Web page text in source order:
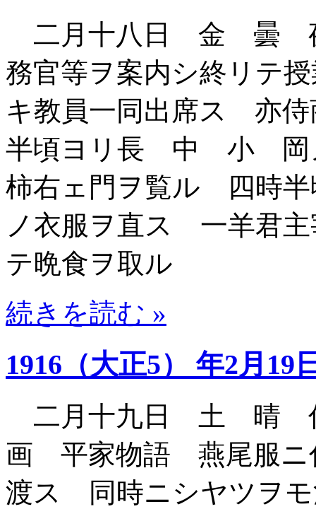
二月十八日 金 曇
務官等ヲ案内シ終リテ
キ教員一同出席ス 亦
半頃ヨリ長 中 小 岡
柿右ェ門ヲ覧ル 四時半
ノ衣服ヲ直ス 一羊君主
テ晩食ヲ取ル
続きを読む »
1916（大正5） 年2月19
二月十九日 土 晴
画 平家物語 燕尾服ニ
渡ス 同時ニシヤツヲ